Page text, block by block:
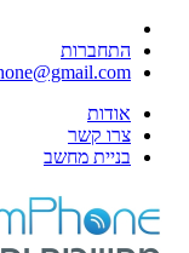
התחברות
אודות
צרו קשר
בניית מחשב